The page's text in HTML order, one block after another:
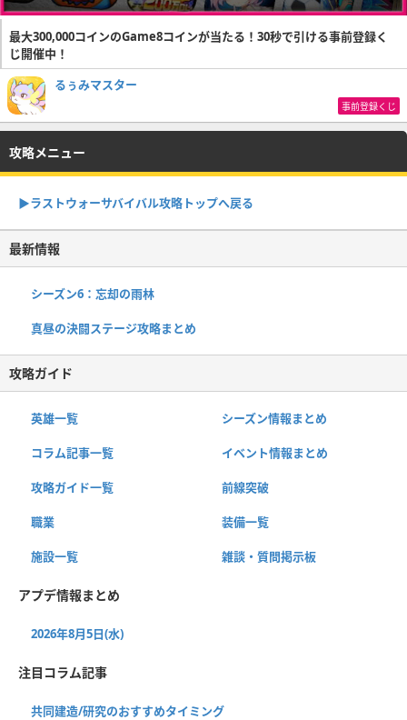
最大300,000コインのGame8コインが当たる！30秒で引ける事前登録く
じ開催中！
るぅみマスター
事前登録くじ
攻略メニュー
▶︎ラストウォーサバイバル攻略トップへ戻る
最新情報
シーズン6：忘却の雨林
真昼の決闘ステージ攻略まとめ
攻略ガイド
英雄一覧 シーズン情報まとめ
コラム記事一覧 イベント情報まとめ
攻略ガイド一覧 前線突破
職業 装備一覧
施設一覧 雑談・質問掲示板
アプデ情報まとめ
2026年8月5日(水)
注目コラム記事
共同建造/研究のおすすめタイミング